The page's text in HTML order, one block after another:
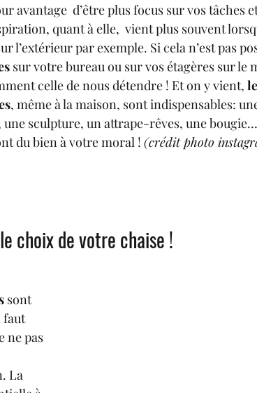
avantage  d’être plus focus sur vos tâches
quant à elle,  vient plus souvent
l’extérieur par exemple. Si cela n’est pas
sur votre bureau ou sur vos étagères sur le
celle de nous détendre ! Et on y vient,
, même à la maison, sont indispensables:
sculpture, un attrape-rêves, une
du bien à votre moral ! (crédit photo
choix de votre chaise !
sont
faut
ne pas
La